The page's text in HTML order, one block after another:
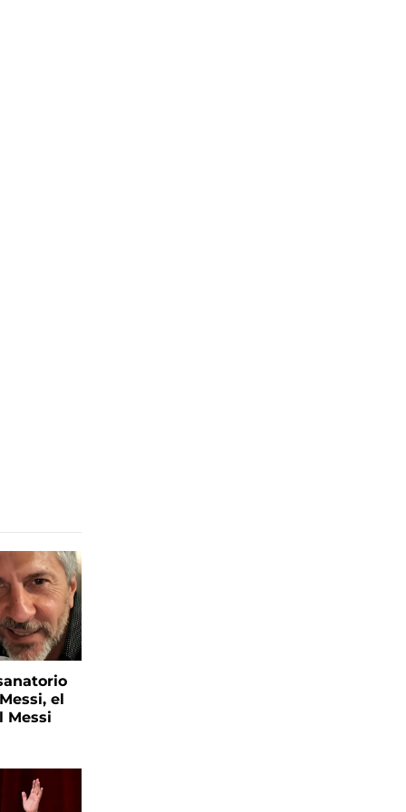
el
Messi